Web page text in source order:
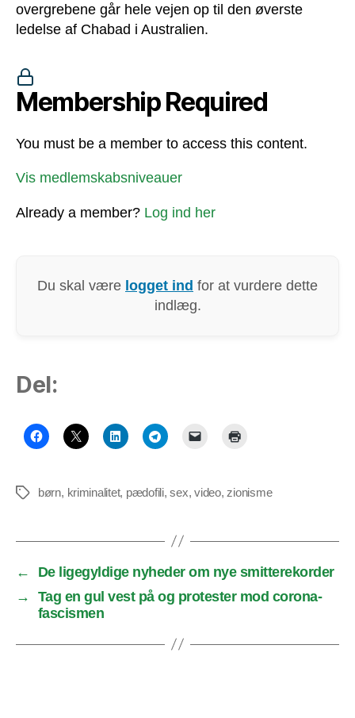
overgrebene går hele vejen op til den øverste
ledelse af Chabad i Australien.
Membership Required
You must be a member to access this content.
Vis medlemskabsniveauer
Already a member? Log ind her
Du skal være logget ind for at vurdere dette
indlæg.
Del:
Tags børn, kriminalitet, pædofili,sex,video, zionisme
←
De ligegyldige nyheder om nye smitterekorder
→
Tag en gul vest på og protester mod corona-
fascismen